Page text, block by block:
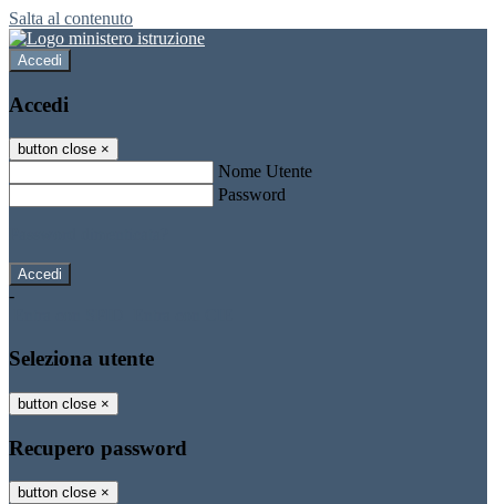
Salta al contenuto
Accedi
Accedi
button close ×
Nome Utente
Password
-
Seleziona utente
button close ×
Recupero password
button close ×